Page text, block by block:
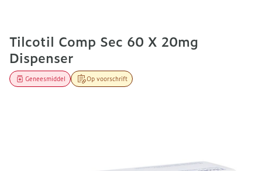
Tilcotil Comp Sec 60 X 20mg
Dispenser
Op voorschrift
Geneesmiddel